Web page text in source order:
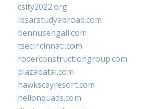
csity2022.org
ibsarstudyabroad.com
bennusehgall.com
tsecincinnati.com
roderconstructiongroup.com
plazabatai.com
hawkscayresort.com
hellonquads.com